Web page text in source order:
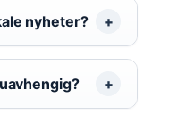
nyheter?